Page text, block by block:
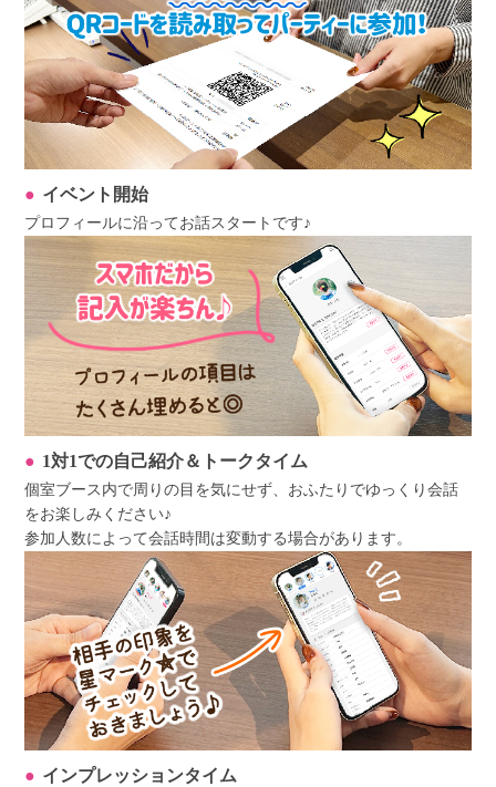
イベント開始
プロフィールに沿ってお話スタートです♪
1対1での自己紹介＆トークタイム
個室ブース内で周りの目を気にせず、おふたりでゆっくり会話
をお楽しみください♪
参加人数によって会話時間は変動する場合があります。
インプレッションタイム